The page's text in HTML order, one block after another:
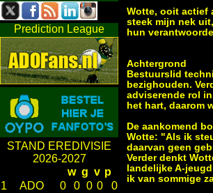
Prediction League
STAND EREDIVISIE
2026-2027
w g v p
1
ADO 0 0 0 0
0
Wotte, ooit actief
steek mijn nek
hun
Achtergrond
Bestuurslid
bezighouden.
adviserende rol
het hart, daarom
De aankomend
Wotte: "Als ik
daarvan geen
Verder denkt
landelijke A-
ik van sommige